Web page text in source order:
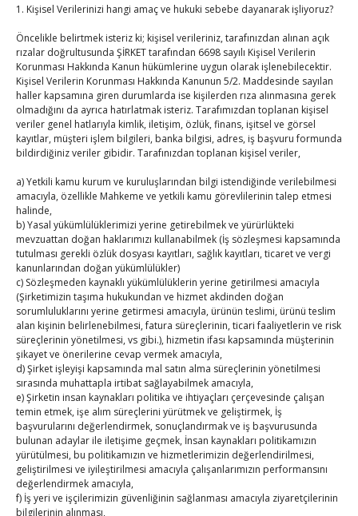
1. Kişisel Verilerinizi hangi amaç ve hukuki sebebe dayanarak işliyoruz?
Öncelikle belirtmek isteriz ki; kişisel verileriniz, tarafınızdan alınan açık
rızalar doğrultusunda ŞİRKET tarafından 6698 sayılı Kişisel Verilerin
Korunması Hakkında Kanun hükümlerine uygun olarak işlenebilecektir.
Kişisel Verilerin Korunması Hakkında Kanunun 5/2. Maddesinde sayılan
haller kapsamına giren durumlarda ise kişilerden rıza alınmasına gerek
olmadığını da ayrıca hatırlatmak isteriz. Tarafımızdan toplanan kişisel
veriler genel hatlarıyla kimlik, iletişim, özlük, finans, işitsel ve görsel
kayıtlar, müşteri işlem bilgileri, banka bilgisi, adres, iş başvuru formunda
bildirdiğiniz veriler gibidir. Tarafınızdan toplanan kişisel veriler,
a) Yetkili kamu kurum ve kuruluşlarından bilgi istendiğinde verilebilmesi
amacıyla, özellikle Mahkeme ve yetkili kamu görevlilerinin talep etmesi
halinde,
b) Yasal yükümlülüklerimizi yerine getirebilmek ve yürürlükteki
mevzuattan doğan haklarımızı kullanabilmek (İş sözleşmesi kapsamında
tutulması gerekli özlük dosyası kayıtları, sağlık kayıtları, ticaret ve vergi
kanunlarından doğan yükümlülükler)
c) Sözleşmeden kaynaklı yükümlülüklerin yerine getirilmesi amacıyla
(Şirketimizin taşıma hukukundan ve hizmet akdinden doğan
sorumluluklarını yerine getirmesi amacıyla, ürünün teslimi, ürünü teslim
alan kişinin belirlenebilmesi, fatura süreçlerinin, ticari faaliyetlerin ve risk
süreçlerinin yönetilmesi, vs gibi.), hizmetin ifası kapsamında müşterinin
şikayet ve önerilerine cevap vermek amacıyla,
d) Şirket işleyişi kapsamında mal satın alma süreçlerinin yönetilmesi
sırasında muhattapla irtibat sağlayabilmek amacıyla,
e) Şirketin insan kaynakları politika ve ihtiyaçları çerçevesinde çalışan
temin etmek, işe alım süreçlerini yürütmek ve geliştirmek, İş
başvurularını değerlendirmek, sonuçlandırmak ve iş başvurusunda
bulunan adaylar ile iletişime geçmek, İnsan kaynakları politikamızın
yürütülmesi, bu politikamızın ve hizmetlerimizin değerlendirilmesi,
geliştirilmesi ve iyileştirilmesi amacıyla çalışanlarımızın performansını
değerlendirmek amacıyla,
f) İş yeri ve işçilerimizin güvenliğinin sağlanması amacıyla ziyaretçilerinin
bilgilerinin alınması,
Ağustos 2026
P
S Ç P C C
P
1
2
3
4 5 6 7 8
9
10
11 12 13 14 15
16
17
18 19 20 21 22
23
24
25 26 27 28 29
31
« Tem
E-BÜLTEN
Kasaba Ekonomi Dergisi
TOBB HABER
TUTSO İktisadi Durum Raporu
Kahramanmaraş Ticaret ve Sanayi Odası’nın yeni
binası hizmete açıldı
Diren ailesine taziye ziyareti
Hisarcıklıoğlu, Ardahan Üniversitesi Rektörü Prof. Dr.